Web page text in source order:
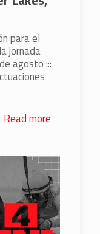
para el
jornada
agosto :::
Read more